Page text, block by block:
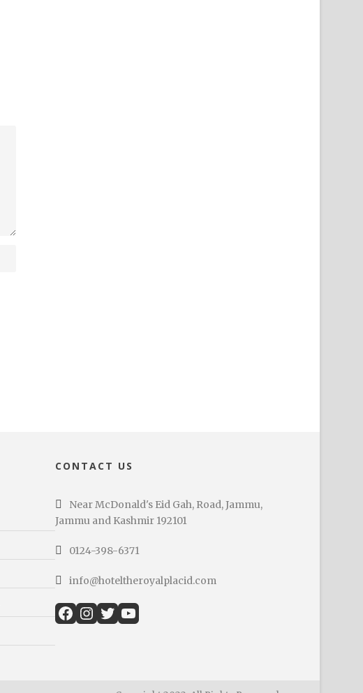
CONTACT US
Near McDonald's Eid Gah, Road, Jammu,
Jammu and Kashmir 192101
0124-398-6371
info@hoteltheroyalplacid.com
Facebook Instagram Twitter YouTube